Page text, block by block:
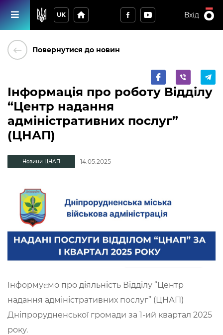
UK home Вхід
keyboard_backspace Повернутися до новин
Інформація про роботу Відділу
“Центр надання
адміністративних послуг”
(ЦНАП)
Новини ЦНАП 14.05.2025
Інформуємо про діяльність Відділу “Центр
надання адміністративних послуг” (ЦНАП)
Дніпрорудненської громади за 1-ий квартал 2025
року.